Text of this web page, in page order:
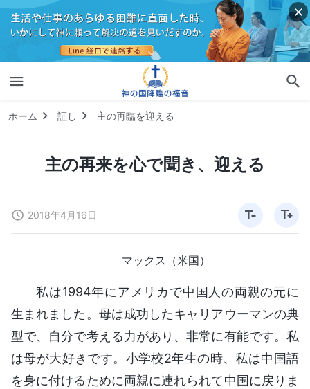
ホーム 証し 主の再臨を迎える
主の再来を心で聞き、迎える
2018年4月16日
マックス（米国）
私は1994年にアメリカで中国人の両親の元に
生まれました。母は成功したキャリアウーマンの典
型で、自分で考える力があり、非常に有能です。私
は母が大好きです。小学校2年生の時、私は中国語
を身に付けるために両親に連れられて中国に戻りま